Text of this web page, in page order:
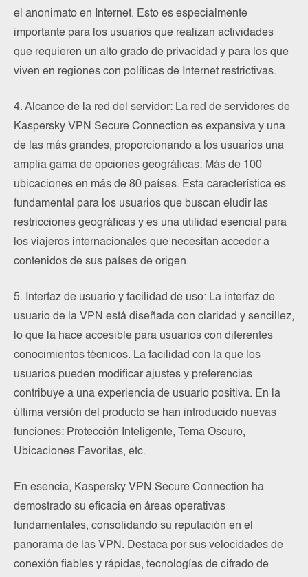
el anonimato en Internet. Esto es especialmente
importante para los usuarios que realizan actividades
que requieren un alto grado de privacidad y para los que
viven en regiones con políticas de Internet restrictivas.
4. Alcance de la red del servidor: La red de servidores de
Kaspersky VPN Secure Connection es expansiva y una
de las más grandes, proporcionando a los usuarios una
amplia gama de opciones geográficas: Más de 100
ubicaciones en más de 80 países. Esta característica es
fundamental para los usuarios que buscan eludir las
restricciones geográficas y es una utilidad esencial para
los viajeros internacionales que necesitan acceder a
contenidos de sus países de origen.
5. Interfaz de usuario y facilidad de uso: La interfaz de
usuario de la VPN está diseñada con claridad y sencillez,
lo que la hace accesible para usuarios con diferentes
conocimientos técnicos. La facilidad con la que los
usuarios pueden modificar ajustes y preferencias
contribuye a una experiencia de usuario positiva. En la
última versión del producto se han introducido nuevas
funciones: Protección Inteligente, Tema Oscuro,
Ubicaciones Favoritas, etc.
En esencia, Kaspersky VPN Secure Connection ha
demostrado su eficacia en áreas operativas
fundamentales, consolidando su reputación en el
panorama de las VPN. Destaca por sus velocidades de
conexión fiables y rápidas, tecnologías de cifrado de